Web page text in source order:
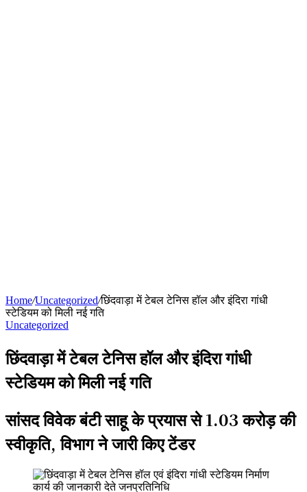
Home/Uncategorized/छिंदवाड़ा में टेबल टेनिस हॉल और इंदिरा गांधी
स्टेडियम को मिली नई गति
Uncategorized
छिंदवाड़ा में टेबल टेनिस हॉल और इंदिरा गांधी
स्टेडियम को मिली नई गति
सांसद विवेक बंटी साहू के प्रयास से 1.03 करोड़ की
स्वीकृति, विभाग ने जारी किए टेंडर